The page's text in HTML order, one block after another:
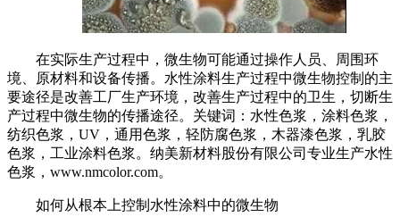
在实际生产过程中，微生物可能通过操作人员、周围环
境、原材料和设备传播。水性涂料生产过程中微生物控制的主
要途径是改善工厂生产环境，改善生产过程中的卫生，切断生
产过程中微生物的传播途径。关键词：水性色浆，涂料色浆，
纺织色浆，UV，通用色浆，轻防腐色浆，木器漆色浆，乳胶
色浆，工业涂料色浆。纳美新材料股份有限公司专业生产水性
色浆，www.nmcolor.com。
如何从根本上控制水性涂料中的微生物